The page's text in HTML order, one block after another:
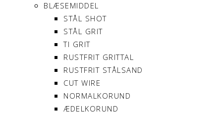
BLÆSEMIDDEL
STÅL SHOT
STÅL GRIT
TI GRIT
RUSTFRIT GRITTAL
RUSTFRIT STÅLSAND
CUT WIRE
NORMALKORUND
ÆDELKORUND